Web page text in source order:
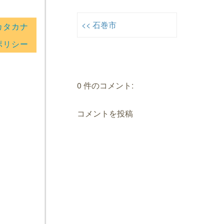
タカナ
リシー
<< 石巻市
0 件のコメント:
コメントを投稿